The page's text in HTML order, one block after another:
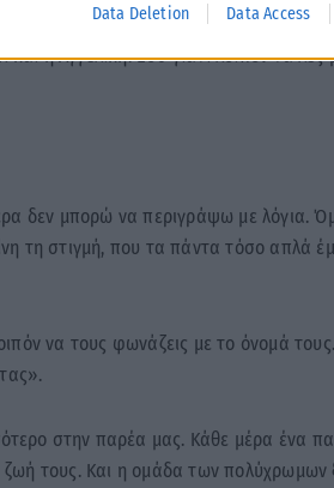
Data Deletion Data Access
η Αγγελική. Εσύ γιατί λοιπόν τα λες
δεν μπορώ να περιγράψω με λόγια.
τη στιγμή, που τα πάντα τόσο απλά
να τους φωνάζεις με το όνομά τους.
στην παρέα μας. Κάθε μέρα ένα
τους. Και η ομάδα των πολύχρωμων